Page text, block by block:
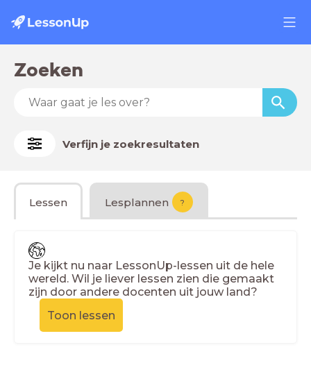
Zoeken
Verfijn je zoekresultaten
Lessen Lesplannen ?
Je kijkt nu naar LessonUp-lessen uit de hele
wereld. Wil je liever lessen zien die gemaakt
zijn door andere docenten uit jouw land?
Toon lessen